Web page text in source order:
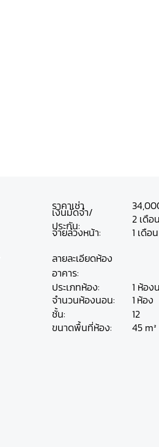
ลายละเอียดห้อง
อาคาร:
ประเภทห้อง:
จำนวนห้องนอน:
ชั้น:
ขนาดพื้นที่ห้อง:
1 ห้อง
1
12
45 m²
ห้อง
ราคาเช่า
เงินมัดจำ/
ประกัน:
จ่ายล่วงหน้า:
2 เดือน
1 เดือน